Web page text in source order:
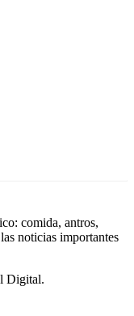
comida, antros,
noticias importantes
Digital.